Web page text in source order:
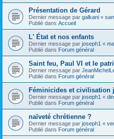
Présentation de Gérard
Dernier message par galkani «
Publié dans Accueil
L' État et nos enfants
Dernier message par joseph1 «
Publié dans Forum général
Saint feu, Paul VI et le
Dernier message par
Publié dans Forum général
Féminicides et civilisation
Dernier message par joseph1 «
Publié dans Forum général
naïveté chrétienne ?
Dernier message par joseph1 «
Publié dans Forum général